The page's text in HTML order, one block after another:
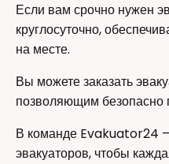
Если вам срочно нужен
круглосуточно,
на месте.
Вы можете заказать
позволяющим безопасно
В команде Evakuator24 —
эвакуаторов, чтобы